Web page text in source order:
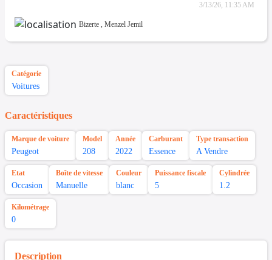
3/13/26, 11:35 AM
Bizerte , Menzel Jemil
Catégorie
Voitures
Caractéristiques
Marque de voiture
Peugeot
Model
208
Année
2022
Carburant
Essence
Type transaction
A Vendre
Etat
Occasion
Boîte de vitesse
Manuelle
Couleur
blanc
Puissance fiscale
5
Cylindrée
1.2
Kilométrage
0
Description